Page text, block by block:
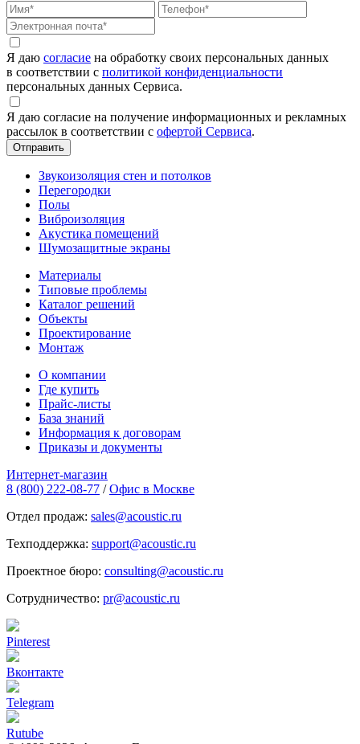
Я даю согласие на обработку своих персональных данных
в соответствии с политикой конфиденциальности
персональных данных Сервиса.
Я даю согласие на получение информационных и рекламных
рассылок в соответствии с офертой Сервиса.
Звукоизоляция стен и потолков
Перегородки
Полы
Виброизоляция
Акустика помещений
Шумозащитные экраны
Материалы
Типовые проблемы
Каталог решений
Объекты
Проектирование
Монтаж
О компании
Где купить
Прайс-листы
База знаний
Информация к договорам
Приказы и документы
Интернет-магазин
8 (800) 222-08-77 / Офис в Москве
Отдел продаж: sales@acoustic.ru
Техподдержка: support@acoustic.ru
Проектное бюро: consulting@acoustic.ru
Сотрудничество: pr@acoustic.ru
Pinterest
Вконтакте
Telegram
Rutube